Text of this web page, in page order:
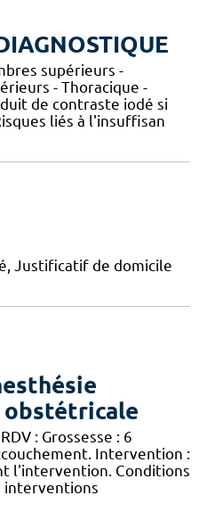
supérieurs -
- Thoracique -
de contraste iodé si
liés à l'insuffisan
Justificatif de domicile
obstétricale
: Grossesse : 6
Intervention :
l'intervention. Conditions
interventions